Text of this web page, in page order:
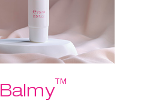
Balmy™